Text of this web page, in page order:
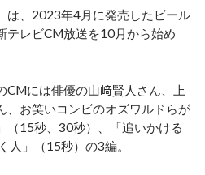
、2023年4月に発売したビール
テレビCM放送を10月から始め
には俳優の山﨑賢人さん、上
、お笑いコンビのオズワルドらが
（15秒、30秒）、「追いかける
人」（15秒）の3編。